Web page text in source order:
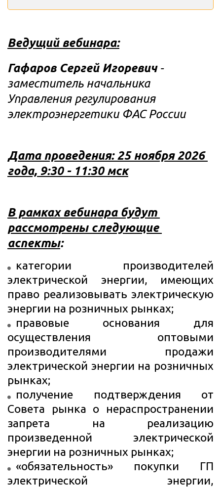
Ведущий вебинара:
Гафаров Сергей Игоревич -
заместитель начальника
Управления регулирования
электроэнергетики ФАС России
Дата проведения: 25 ноября 2026
года, 9:30 - 11:30 мск
В рамках вебинара будут
рассмотрены следующие
аспекты:
категории производителей
электрической энергии, имеющих
право реализовывать электрическую
энергии на розничных рынках;
правовые основания для
осуществления оптовыми
производителями продажи
электрической энергии на розничных
рынках;
получение подтверждения от
Совета рынка о нераспространении
запрета на реализацию
произведенной электрической
энергии на розничных рынках;
«обязательность» покупки ГП
электрической энергии,